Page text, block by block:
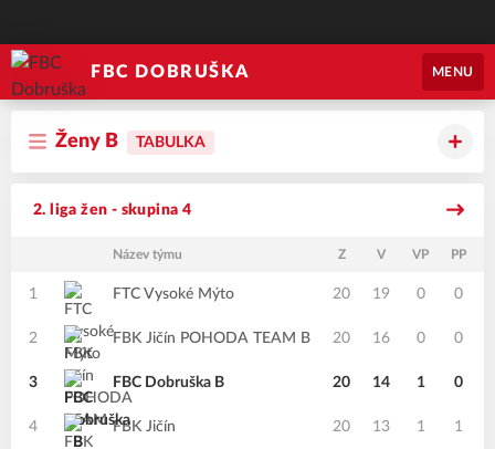
FBC DOBRUŠKA MENU
Ženy B TABULKA
2. liga žen - skupina 4
Název týmu Z V VP PP
1 FTC Vysoké Mýto 20 19 0 0
2 FBK Jičín POHODA TEAM B 20 16 0 0
3 FBC Dobruška B 20 14 1 0
4 FBK Jičín 20 13 1 1